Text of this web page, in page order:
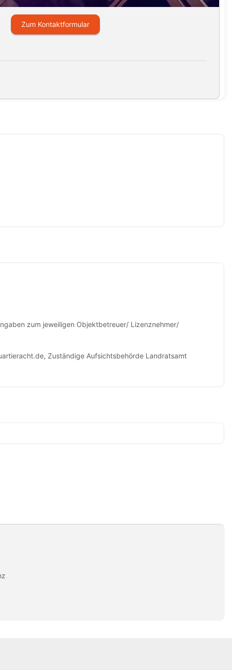
Zum Kontaktformular
zum jeweiligen Objektbetreuer/ Lizenznehmer/
Zuständige Aufsichtsbehörde Landratsamt